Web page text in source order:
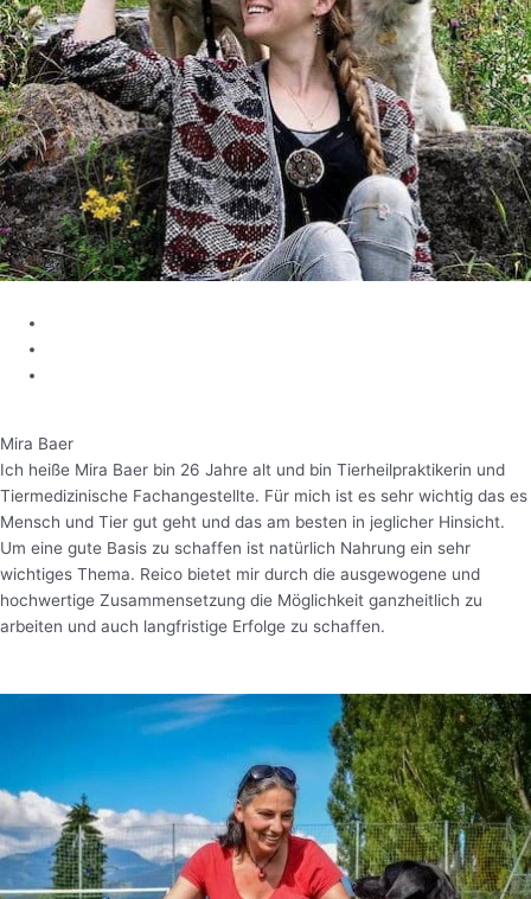
Mira Baer​
Ich heiße Mira Baer bin 26 Jahre alt und bin Tierheilpraktikerin und
Tiermedizinische Fachangestellte. Für mich ist es sehr wichtig das es
Mensch und Tier gut geht und das am besten in jeglicher Hinsicht.
Um eine gute Basis zu schaffen ist natürlich Nahrung ein sehr
wichtiges Thema. Reico bietet mir durch die ausgewogene und
hochwertige Zusammensetzung die Möglichkeit ganzheitlich zu
arbeiten und auch langfristige Erfolge zu schaffen.